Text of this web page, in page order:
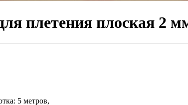
плетения плоская 2
5 метров,